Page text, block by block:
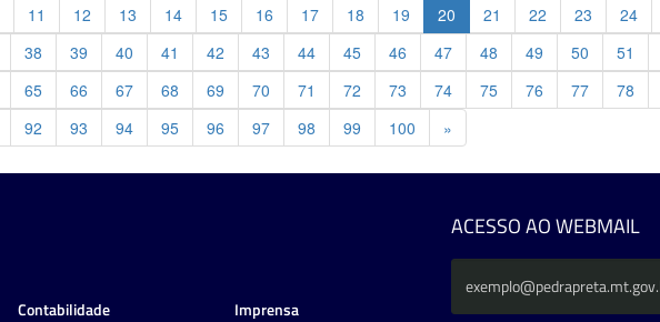
11 12 13 14 15 16 17 18 19 20 21 22 23 24
38 39 40 41 42 43 44 45 46 47 48 49 50 51
65 66 67 68 69 70 71 72 73 74 75 76 77 78
92 93 94 95 96 97 98 99 100 »
Contabilidade
Imprensa
ACESSO AO WEBMAIL